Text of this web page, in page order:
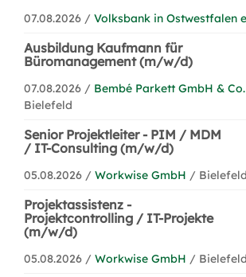
07.08.2026 / Volksbank in Ostwestfalen
Ausbildung Kaufmann für
Büromanagement (m/w/d)
07.08.2026 / Bembé Parkett GmbH &
Bielefeld
Senior Projektleiter - PIM / MDM
/ IT-Consulting (m/w/d)
05.08.2026 / Workwise GmbH / Bielefeld
Projektassistenz -
Projektcontrolling / IT-Projekte
(m/w/d)
05.08.2026 / Workwise GmbH / Bielefeld